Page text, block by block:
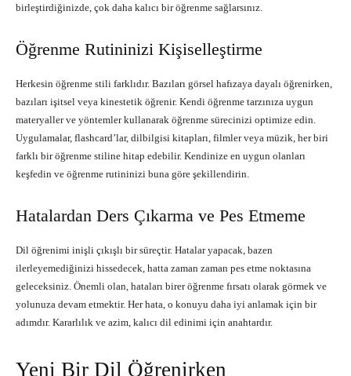
birleştirdiğinizde, çok daha kalıcı bir öğrenme sağlarsınız.
Öğrenme Rutininizi Kişiselleştirme
Herkesin öğrenme stili farklıdır. Bazıları görsel hafızaya dayalı öğrenirken,
bazıları işitsel veya kinestetik öğrenir. Kendi öğrenme tarzınıza uygun
materyaller ve yöntemler kullanarak öğrenme sürecinizi optimize edin.
Uygulamalar, flashcard’lar, dilbilgisi kitapları, filmler veya müzik, her biri
farklı bir öğrenme stiline hitap edebilir. Kendinize en uygun olanları
keşfedin ve öğrenme rutininizi buna göre şekillendirin.
Hatalardan Ders Çıkarma ve Pes Etmeme
Dil öğrenimi inişli çıkışlı bir süreçtir. Hatalar yapacak, bazen
ilerleyemediğinizi hissedecek, hatta zaman zaman pes etme noktasına
geleceksiniz. Önemli olan, hataları birer öğrenme fırsatı olarak görmek ve
yolunuza devam etmektir. Her hata, o konuyu daha iyi anlamak için bir
adımdır. Kararlılık ve azim, kalıcı dil edinimi için anahtardır.
Yeni Bir Dil Öğrenirken